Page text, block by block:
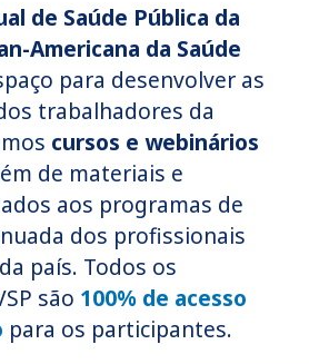
à prática
Mais
de Saúde Pública da
Americana da Saúde
para desenvolver as
trabalhadores da
cursos e webinários
de materiais e
aos programas de
dos profissionais
país. Todos os
são 100% de acesso
para os participantes.